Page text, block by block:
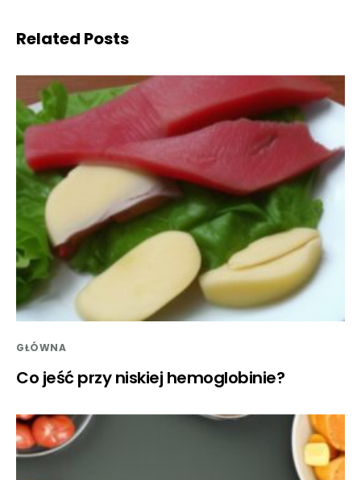
Related Posts
GŁÓWNA
Co jeść przy niskiej hemoglobinie?